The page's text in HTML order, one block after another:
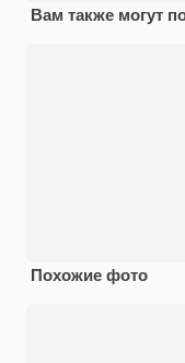
Вам также могут
Похожие фото